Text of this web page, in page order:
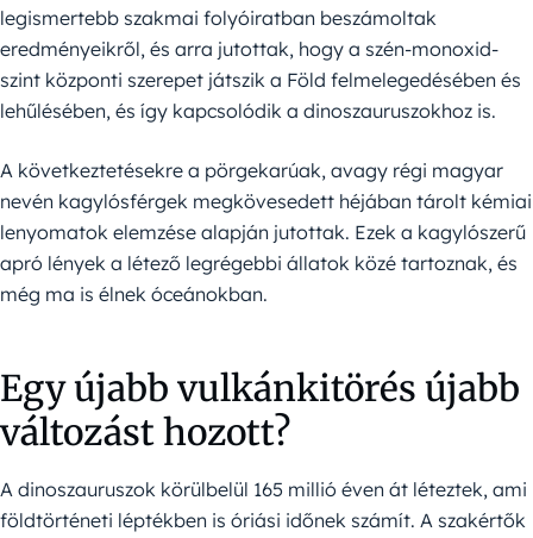
legismertebb szakmai folyóiratban beszámoltak
eredményeikről, és arra jutottak, hogy a szén-monoxid-
szint központi szerepet játszik a Föld felmelegedésében és
lehűlésében, és így kapcsolódik a dinoszauruszokhoz is.
A következtetésekre a pörgekarúak, avagy régi magyar
nevén kagylósférgek megkövesedett héjában tárolt kémiai
lenyomatok elemzése alapján jutottak. Ezek a kagylószerű
apró lények a létező legrégebbi állatok közé tartoznak, és
még ma is élnek óceánokban.
Egy újabb vulkánkitörés újabb
változást hozott?
A dinoszauruszok körülbelül 165 millió éven át léteztek, ami
földtörténeti léptékben is óriási időnek számít. A szakértők